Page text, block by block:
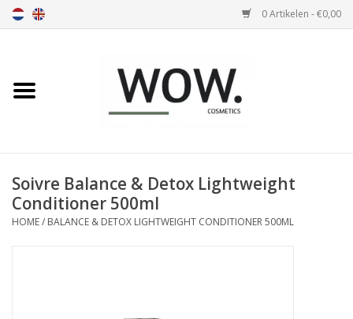
0 Artikelen - €0,00
Olivia
Soivre Balance & Detox Lightweight
Conditioner 500ml
HOME/ BALANCE & DETOX LIGHTWEIGHT CONDITIONER 500ML